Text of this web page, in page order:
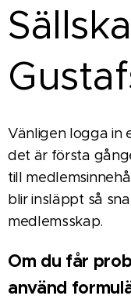
Vänligen logga in
det är första
till
blir insläppt så
medlemsskap.
Om du får
använd